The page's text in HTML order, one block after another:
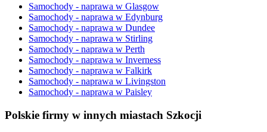
Samochody - naprawa w Glasgow
Samochody - naprawa w Edynburg
Samochody - naprawa w Dundee
Samochody - naprawa w Stirling
Samochody - naprawa w Perth
Samochody - naprawa w Inverness
Samochody - naprawa w Falkirk
Samochody - naprawa w Livingston
Samochody - naprawa w Paisley
Polskie firmy w innych miastach Szkocji